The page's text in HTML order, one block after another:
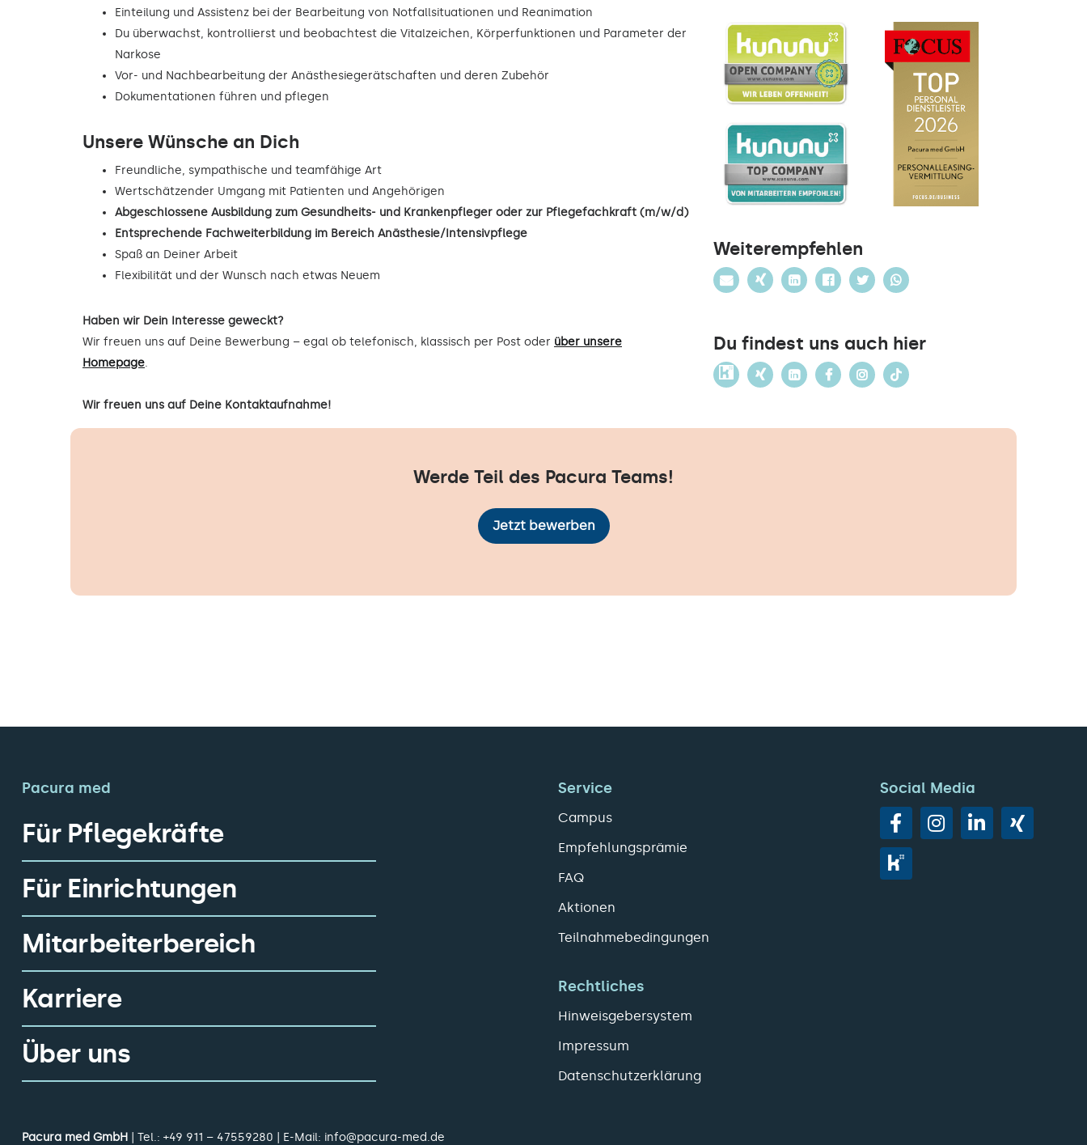
Einteilung und Assistenz bei der Bearbeitung von Notfallsituationen und Reanimation
Du überwachst, kontrollierst und beobachtest die Vitalzeichen, Körperfunktionen und Parameter der
Narkose
Vor- und Nachbearbeitung der Anästhesiegerätschaften und deren Zubehör
Dokumentationen führen und pflegen
Unsere Wünsche an Dich
Freundliche, sympathische und teamfähige Art
Wertschätzender Umgang mit Patienten und Angehörigen
Abgeschlossene Ausbildung zum Gesundheits- und Krankenpfleger oder zur Pflegefachkraft (m/w/d)
Entsprechende Fachweiterbildung im Bereich Anästhesie/Intensivpflege
Spaß an Deiner Arbeit
Flexibilität und der Wunsch nach etwas Neuem
Haben wir Dein Interesse geweckt?
Wir freuen uns auf Deine Bewerbung – egal ob telefonisch, klassisch per Post oder über unsere
Homepage.
Wir freuen uns auf Deine Kontaktaufnahme!
Weiterempfehlen
Du findest uns auch hier
Werde Teil des Pacura Teams!
Jetzt bewerben
Pacura med
Für Pflegekräfte
Für Einrichtungen
Mitarbeiterbereich
Karriere
Über uns
Service
Campus
Empfehlungsprämie
FAQ
Aktionen
Teilnahmebedingungen
Rechtliches
Hinweisgebersystem
Impressum
Datenschutzerklärung
Social Media
Pacura med GmbH | Tel.: +49 911 – 47559280 | E-Mail: info@pacura-med.de